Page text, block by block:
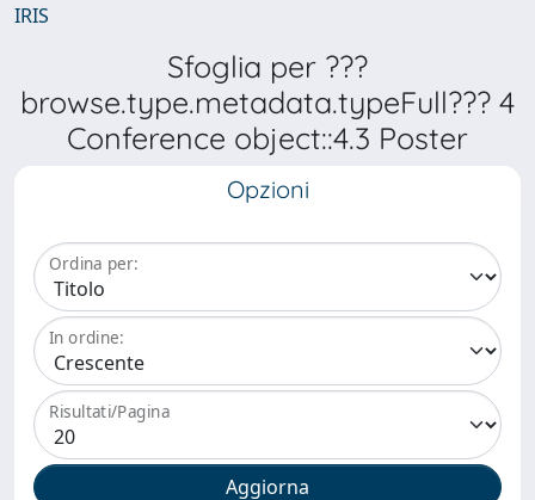
IRIS
Sfoglia per ???
browse.type.metadata.typeFull??? 4
Conference object::4.3 Poster
Opzioni
Ordina per:
In ordine:
Risultati/Pagina